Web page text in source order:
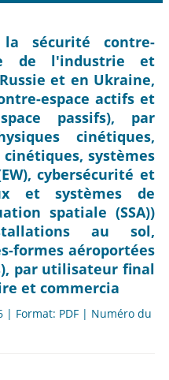
sécurité contre-
de l'industrie et
et en Ukraine,
espace actifs et
passifs), par
cinétiques,
systèmes
cybersécurité et
et systèmes de
spatiale (SSA))
au sol,
formes aéroportées
par utilisateur final
et commercia
| Format: PDF | Numéro du